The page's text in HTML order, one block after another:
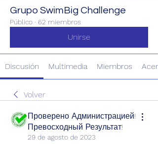
Grupo SwimBig Challenge
Público · 62 miembros
Unirse
Discusión Multimedia Miembros
Volver
Проверено Администрацией!
Превосходный Результат!
29 de agosto de 2023